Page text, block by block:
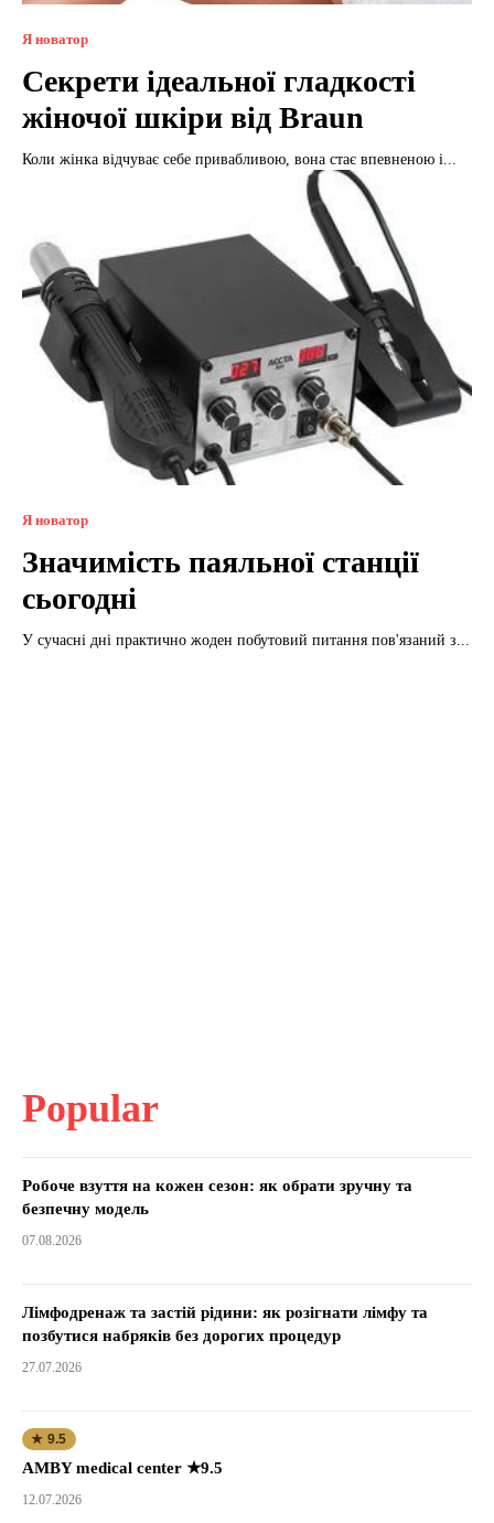
Я новатор
Секрети ідеальної гладкості
жіночої шкіри від Braun
Коли жінка відчуває себе привабливою, вона стає впевненою і...
Я новатор
Значимість паяльної станції
сьогодні
У сучасні дні практично жоден побутовий питання пов'язаний з...
Popular
Робоче взуття на кожен сезон: як обрати зручну та
безпечну модель
07.08.2026
Лімфодренаж та застій рідини: як розігнати лімфу та
позбутися набряків без дорогих процедур
27.07.2026
★ 9.5
AMBY medical center ★9.5
12.07.2026